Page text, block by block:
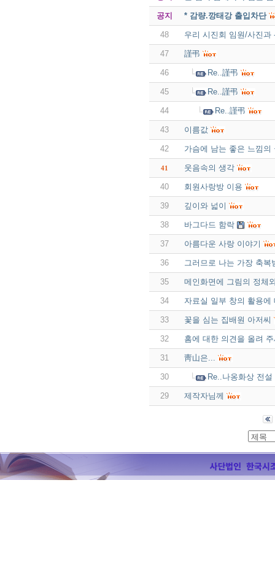
공지 * 감량.깡태강 출입차단
48 우리 시진회 임원/사진과
47 謹弔
46 Re..謹弔
45 Re..謹弔
44 Re..謹弔
43 이름값
42 가슴에 남는 좋은 느낌의
41 웃음속의 생각
40 회원사랑방 이용
39 깊이와 넓이
38 바그다드 함락
37 아름다운 사랑 이야기
36 그러므로 나는 가장 축복
35 메인화면에 그림의 정체
34 자료실 일부 창의 활용에
33 꽃을 심는 집배원 아저씨
32 홈에 대한 의견을 올려
31 靑山은...
30 Re..나옹화상 전설
29 제작자님께